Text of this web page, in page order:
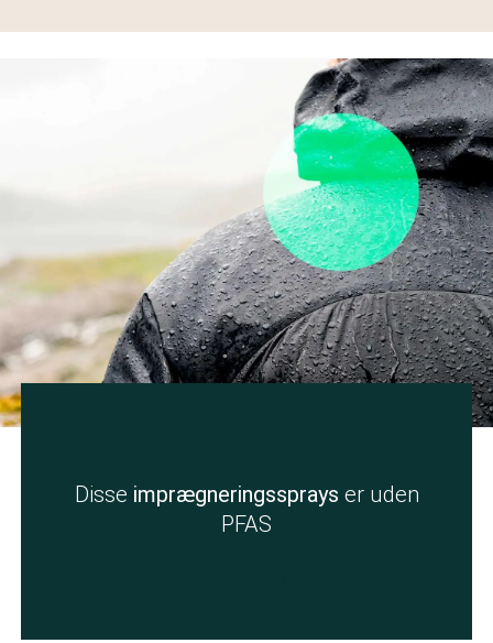
Disse imprægneringssprays er uden
PFAS